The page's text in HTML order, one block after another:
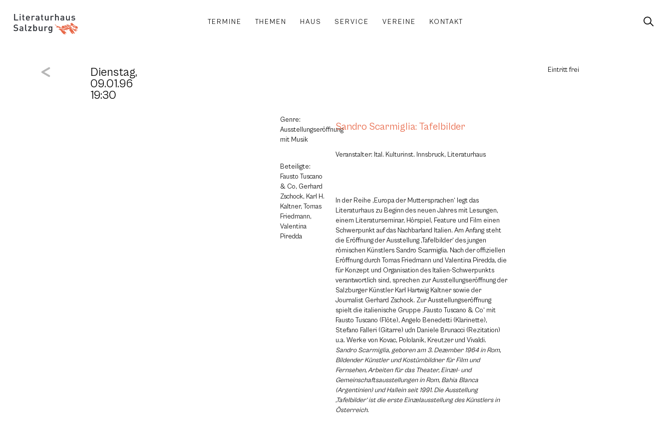
TERMINE THEMEN HAUS SERVICE VEREINE KONTAKT
Dienstag,
09.01.96
19:30
Eintritt frei
Genre:
Ausstellungseröffnung
mit Musik
Beteiligte:
Fausto Tuscano
& Co, Gerhard
Zschock, Karl H.
Kaltner, Tomas
Friedmann,
Valentina
Piredda
Sandro Scarmiglia: Tafelbilder
Veranstalter: Ital. Kulturinst. Innsbruck, Literaturhaus
In der Reihe ‚Europa der Muttersprachen‘ legt das
Literaturhaus zu Beginn des neuen Jahres mit Lesungen,
einem Literaturseminar, Hörspiel, Feature und Film einen
Schwerpunkt auf das Nachbarland Italien. Am Anfang steht
die Eröffnung der Ausstellung ‚Tafelbilder‘ des jungen
römischen Künstlers Sandro Scarmiglia. Nach der offiziellen
Eröffnung durch Tomas Friedmann und Valentina Piredda, die
für Konzept und Organisation des Italien-Schwerpunkts
verantwortlich sind, sprechen zur Ausstellungseröffnung der
Salzburger Künstler Karl Hartwig Kaltner sowie der
Journalist Gerhard Zschock. Zur Ausstellungseröffnung
spielt die italienische Gruppe ‚Fausto Tuscano & Co‘ mit
Fausto Tuscano (Flöte), Angelo Benedetti (Klarinette),
Stefano Falleri (Gitarre) udn Daniele Brunacci (Rezitation)
u.a. Werke von Kovac, Pololanik, Kreutzer und Vivaldi.
Sandro Scarmiglia, geboren am 3. Dezember 1964 in Rom,
Bildender Künstler und Kostümbildner für Film und
Fernsehen, Arbeiten für das Theater, Einzel- und
Gemeinschaftsausstellungen in Rom, Bahia Blanca
(Argentinien) und Hallein seit 1991. Die Ausstellung
‚Tafelbilder‘ ist die erste Einzelausstellung des Künstlers in
Österreich.